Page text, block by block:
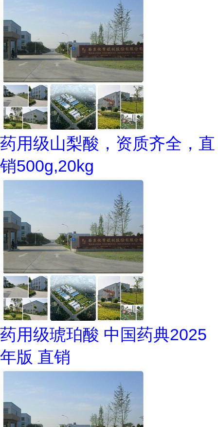
药用级山梨酸，资质齐全，直
销500g,20kg
药用级琥珀酸 中国药典2025
年版 直销